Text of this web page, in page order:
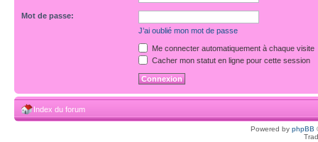
Mot de passe:
J’ai oublié mon mot de passe
Me connecter automatiquement à chaque visite
Cacher mon statut en ligne pour cette session
Index du forum
Powered by phpBB